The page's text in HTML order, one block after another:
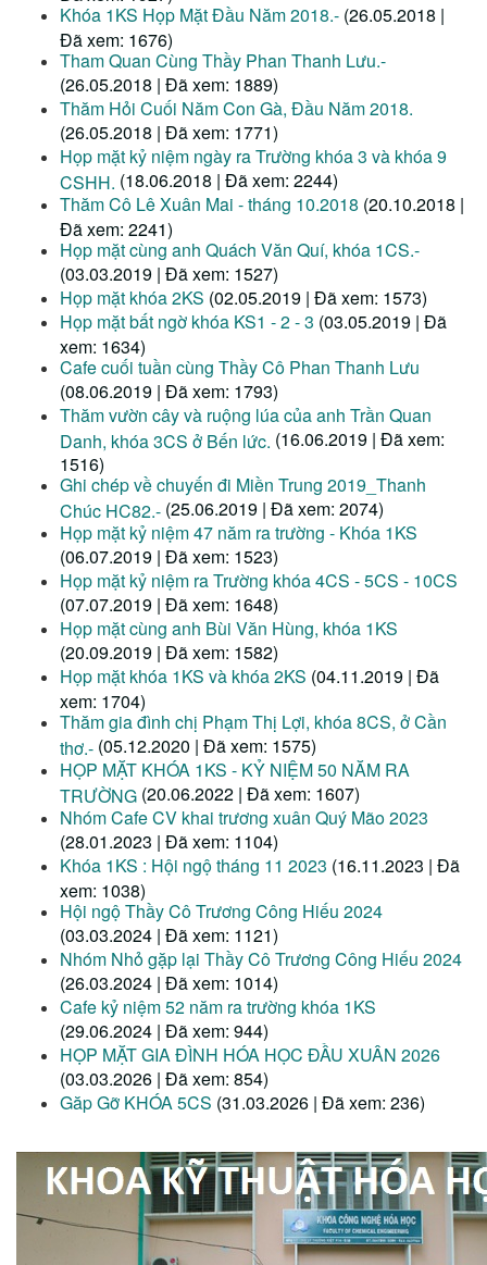
Khóa 1KS Họp Mặt Đầu Năm 2018.- (26.05.2018 |
Đã xem: 1676)
Tham Quan Cùng Thầy Phan Thanh Lưu.-
(26.05.2018 | Đã xem: 1889)
Thăm Hỏi Cuối Năm Con Gà, Đầu Năm 2018.
(26.05.2018 | Đã xem: 1771)
Họp mặt kỷ niệm ngày ra Trường khóa 3 và khóa 9
CSHH. (18.06.2018 | Đã xem: 2244)
Thăm Cô Lê Xuân Mai - tháng 10.2018 (20.10.2018 |
Đã xem: 2241)
Họp mặt cùng anh Quách Văn Quí, khóa 1CS.-
(03.03.2019 | Đã xem: 1527)
Họp mặt khóa 2KS (02.05.2019 | Đã xem: 1573)
Họp mặt bất ngờ khóa KS1 - 2 - 3 (03.05.2019 | Đã
xem: 1634)
Cafe cuối tuần cùng Thầy Cô Phan Thanh Lưu
(08.06.2019 | Đã xem: 1793)
Thăm vườn cây và ruộng lúa của anh Trần Quan
Danh, khóa 3CS ở Bến lức. (16.06.2019 | Đã xem:
1516)
Ghi chép về chuyến đi Miền Trung 2019_Thanh
Chúc HC82.- (25.06.2019 | Đã xem: 2074)
Họp mặt kỷ niệm 47 năm ra trường - Khóa 1KS
(06.07.2019 | Đã xem: 1523)
Họp mặt kỷ niệm ra Trường khóa 4CS - 5CS - 10CS
(07.07.2019 | Đã xem: 1648)
Họp mặt cùng anh Bùi Văn Hùng, khóa 1KS
(20.09.2019 | Đã xem: 1582)
Họp mặt khóa 1KS và khóa 2KS (04.11.2019 | Đã
xem: 1704)
Thăm gia đình chị Phạm Thị Lợi, khóa 8CS, ở Cần
thơ.- (05.12.2020 | Đã xem: 1575)
HỌP MẶT KHÓA 1KS - KỶ NIỆM 50 NĂM RA
TRƯỜNG (20.06.2022 | Đã xem: 1607)
Nhóm Cafe CV khai trương xuân Quý Mão 2023
(28.01.2023 | Đã xem: 1104)
Khóa 1KS : Hội ngộ tháng 11 2023 (16.11.2023 | Đã
xem: 1038)
Hội ngộ Thầy Cô Trương Công Hiếu 2024
(03.03.2024 | Đã xem: 1121)
Nhóm Nhỏ gặp lại Thầy Cô Trương Công Hiếu 2024
(26.03.2024 | Đã xem: 1014)
Cafe kỷ niệm 52 năm ra trường khóa 1KS
(29.06.2024 | Đã xem: 944)
HỌP MẶT GIA ĐÌNH HÓA HỌC ĐẦU XUÂN 2026
(03.03.2026 | Đã xem: 854)
Găp Gỡ KHÓA 5CS (31.03.2026 | Đã xem: 236)